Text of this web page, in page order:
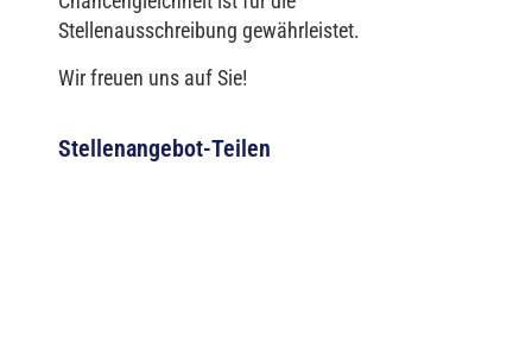
Stellenausschreibung gewährleistet.
Wir freuen uns auf Sie!
Stellenangebot-Teilen